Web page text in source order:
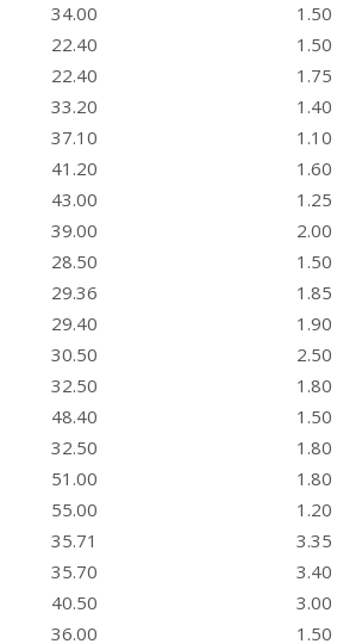
34.00 1.50
22.40 1.50
22.40 1.75
33.20 1.40
37.10 1.10
41.20 1.60
43.00 1.25
39.00 2.00
28.50 1.50
29.36 1.85
29.40 1.90
30.50 2.50
32.50 1.80
48.40 1.50
32.50 1.80
51.00 1.80
55.00 1.20
35.71 3.35
35.70 3.40
40.50 3.00
36.00 1.50